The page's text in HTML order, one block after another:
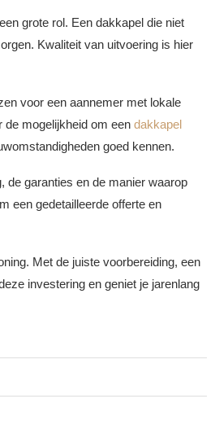
grote rol. Een dakkapel die niet
Kwaliteit van uitvoering is hier
voor een aannemer met lokale
de mogelijkheid om een dakkapel
goed kennen.
de garanties en de manier waarop
een gedetailleerde offerte en
Met de juiste voorbereiding, een
investering en geniet je jarenlang